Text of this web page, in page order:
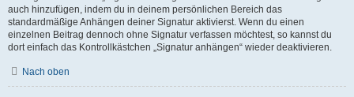
auch hinzufügen, indem du in deinem persönlichen Bereich das
standardmäßige Anhängen deiner Signatur aktivierst. Wenn du einen
einzelnen Beitrag dennoch ohne Signatur verfassen möchtest, so kannst du
dort einfach das Kontrollkästchen „Signatur anhängen“ wieder deaktivieren.
Nach oben